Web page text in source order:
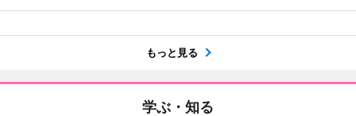
もっと見る
学ぶ・知る